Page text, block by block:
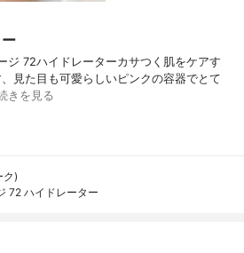
ジ 72ハイドレーターカサつく肌をケアす
見た目も可愛らしいピンクの容器でとて
きを見る
ク)
72 ハイドレーター